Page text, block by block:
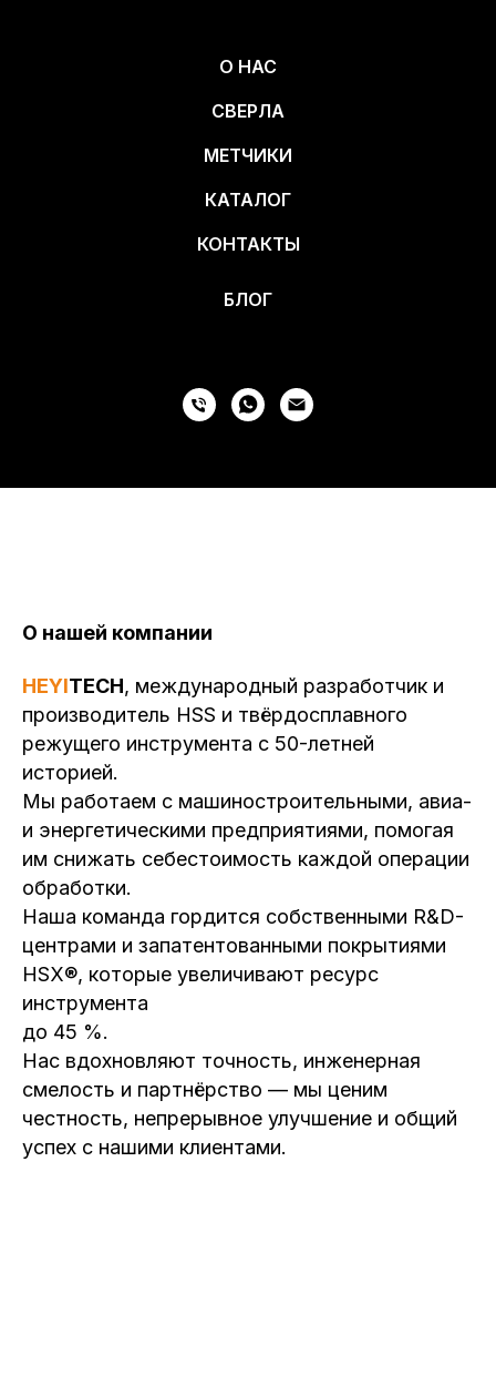
О НАС
СВЕРЛА
МЕТЧИКИ
КАТАЛОГ
КОНТАКТЫ
БЛОГ
О нашей компании
HEYITECH, международный разработчик и
производитель HSS и твёрдосплавного
режущего инструмента с 50-летней
историей.
Мы работаем с машиностроительными, авиа-
и энергетическими предприятиями, помогая
им снижать себестоимость каждой операции
обработки.
Наша команда гордится собственными R&D-
центрами и запатентованными покрытиями
HSX®, которые увеличивают ресурс
инструмента
до 45 %.
Нас вдохновляют точность, инженерная
смелость и партнёрство — мы ценим
честность, непрерывное улучшение и общий
успех с нашими клиентами.